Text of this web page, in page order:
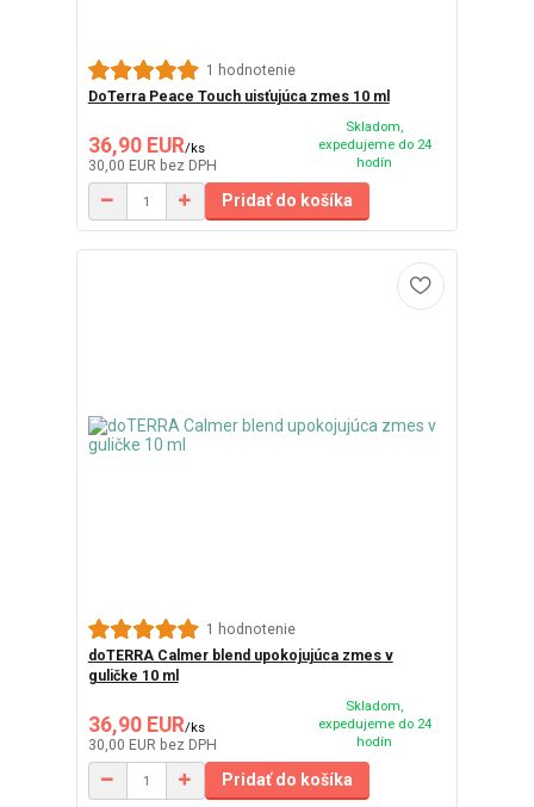
1 hodnotenie
DoTerra Peace Touch uisťujúca zmes 10 ml
36,90 EUR/ks
30,00 EUR bez DPH
Skladom,
expedujeme do 24
hodín
Pridať do košíka
1 hodnotenie
doTERRA Calmer blend upokojujúca zmes v
guličke 10 ml
36,90 EUR/ks
30,00 EUR bez DPH
Skladom,
expedujeme do 24
hodín
Pridať do košíka